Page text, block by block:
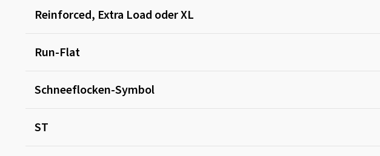
Reinforced, Extra Load oder XL
Run-Flat
Schneeflocken-Symbol
ST